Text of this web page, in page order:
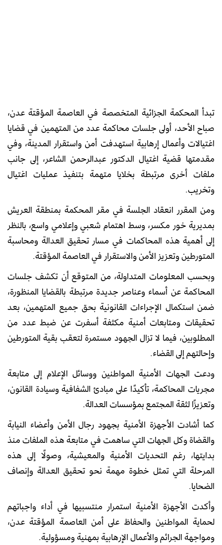
تبدأ المحكمة الجزائية المتخصصة في العاصمة المؤقتة عدن،
صباح الأحد، أولى جلسات محاكمة عدد من المتهمين في قضايا
اغتيالات وأعمال إرهابية استهدفت أمن واستقرار المدينة، وفي
مقدمتها قضية اغتيال الدكتور عبدالرحمن الشاعر، إلى جانب
ملفات أخرى مرتبطة بخلايا متهمة بتنفيذ عمليات اغتيال
وتخريب.
ومن المقرر انعقاد الجلسة في مقر المحكمة بمنطقة العريش
بمديرية خور مكسر، وسط اهتمام شعبي وإعلامي واسع، بالنظر
إلى أهمية هذه المحاكمات في مسار تحقيق العدالة ومحاسبة
المتورطين وتعزيز الأمن والاستقرار في العاصمة المؤقتة.
وبحسب المعلومات المتداولة، من المتوقع أن تكشف جلسات
المحاكمة عن أسماء وعناصر جديدة مرتبطة بالقضايا المنظورة،
ضمن استكمال الإجراءات القانونية بحق جميع المتهمين، بعد
تحقيقات ومتابعات أمنية مكثفة أسفرت عن ضبط عدد من
المطلوبين، فيما لا تزال الجهود مستمرة لتعقب بقية المتورطين
وإحالتهم إلى القضاء.
ودعت الجهات الأمنية المواطنين ووسائل الإعلام إلى متابعة
مجريات المحاكمة، تأكيدًا على مبادئ الشفافية وسيادة القانون،
وتعزيزًا لثقة المجتمع بمؤسسات العدالة.
كما أشادت الأجهزة الأمنية بجهود رجال الأمن وأعضاء النيابة
والقضاة وكل الجهات التي ساهمت في متابعة هذه الملفات منذ
بدايتها، رغم التحديات الأمنية والمعيشية، وصولًا إلى هذه
المرحلة التي تمثل خطوة مهمة نحو تحقيق العدالة وإنصاف
الضحايا.
وأكدت الأجهزة الأمنية استمرار منتسبيها في أداء واجباتهم
لحماية المواطنين والحفاظ على أمن العاصمة المؤقتة عدن،
ومواجهة الجرائم والأعمال الإرهابية بمهنية ومسؤولية.